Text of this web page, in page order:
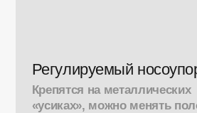
Регулируемый
Крепятся на металлических
«усиках», можно менять